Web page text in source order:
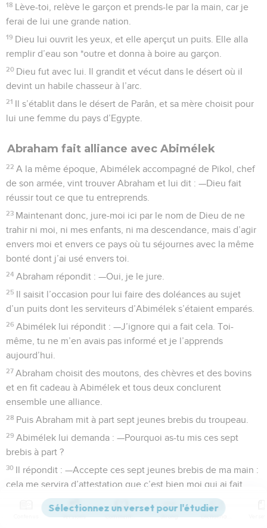
18 Lève-toi, relève le garçon et prends-le par la main, car je
ferai de lui une grande nation.
19 Dieu lui ouvrit les yeux, et elle aperçut un puits. Elle alla
remplir d’eau son *outre et donna à boire au garçon.
20 Dieu fut avec lui. Il grandit et vécut dans le désert où il
devint un habile chasseur à l’arc.
21 Il s’établit dans le désert de Parân, et sa mère choisit pour
lui une femme du pays d’Egypte.
Abraham fait alliance avec Abimélek
22 A la même époque, Abimélek accompagné de Pikol, chef
de son armée, vint trouver Abraham et lui dit : —Dieu fait
réussir tout ce que tu entreprends.
23 Maintenant donc, jure-moi ici par le nom de Dieu de ne
trahir ni moi, ni mes enfants, ni ma descendance, mais d’agir
envers moi et envers ce pays où tu séjournes avec la même
bonté dont j’ai usé envers toi.
24 Abraham répondit : —Oui, je le jure.
25 Il saisit l’occasion pour lui faire des doléances au sujet
d’un puits dont les serviteurs d’Abimélek s’étaient emparés.
26 Abimélek lui répondit : —J’ignore qui a fait cela. Toi-
même, tu ne m’en avais pas informé et je l’apprends
aujourd’hui.
27 Abraham choisit des moutons, des chèvres et des bovins
et en fit cadeau à Abimélek et tous deux conclurent
ensemble une alliance.
28 Puis Abraham mit à part sept jeunes brebis du troupeau.
29 Abimélek lui demanda : —Pourquoi as-tu mis ces sept
brebis à part ?
30 Il répondit : —Accepte ces sept jeunes brebis de ma main :
cela me servira d’attestation que c’est bien moi qui ai fait
creuser ce puits.
C’est pourquoi on a appelé ce lieu-là Beer-Chéba (le Puits
Versions Commentaires Strong